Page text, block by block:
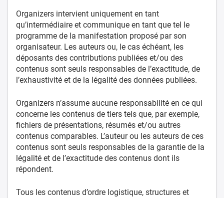
Organizers intervient uniquement en tant
qu’intermédiaire et communique en tant que tel le
programme de la manifestation proposé par son
organisateur. Les auteurs ou, le cas échéant, les
déposants des contributions publiées et/ou des
contenus sont seuls responsables de l’exactitude, de
l’exhaustivité et de la légalité des données publiées.
Organizers n’assume aucune responsabilité en ce qui
concerne les contenus de tiers tels que, par exemple,
fichiers de présentations, résumés et/ou autres
contenus comparables. L’auteur ou les auteurs de ces
contenus sont seuls responsables de la garantie de la
légalité et de l’exactitude des contenus dont ils
répondent.
Tous les contenus d’ordre logistique, structures et